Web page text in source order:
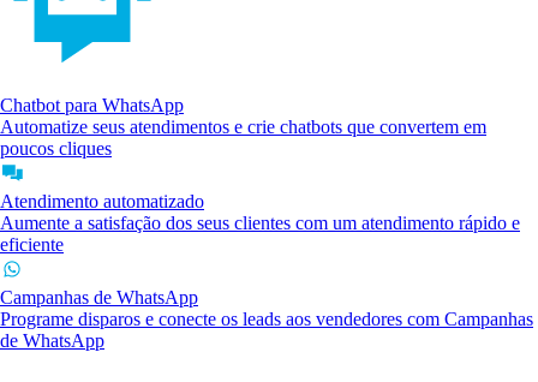
Chatbot para WhatsApp
Automatize seus atendimentos e crie chatbots que convertem em
poucos cliques
Atendimento automatizado
Aumente a satisfação dos seus clientes com um atendimento rápido e
eficiente
Campanhas de WhatsApp
Programe disparos e conecte os leads aos vendedores com Campanhas
de WhatsApp